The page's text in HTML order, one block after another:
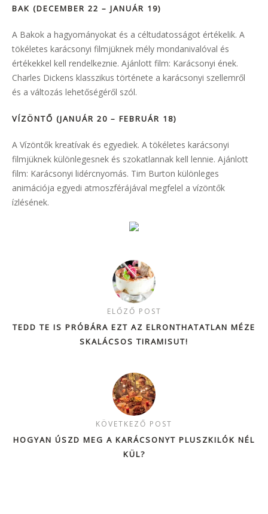
BAK (DECEMBER 22 – JANUÁR 19)
A Bakok a hagyományokat és a céltudatosságot értékelik. A
tökéletes karácsonyi filmjüknek mély mondanivalóval és
értékekkel kell rendelkeznie. Ajánlott film: Karácsonyi ének.
Charles Dickens klasszikus története a karácsonyi szellemről
és a változás lehetőségéről szól.
VÍZÖNTŐ (JANUÁR 20 – FEBRUÁR 18)
A Vízöntők kreatívak és egyediek. A tökéletes karácsonyi
filmjüknek különlegesnek és szokatlannak kell lennie. Ajánlott
film: Karácsonyi lidércnyomás. Tim Burton különleges
animációja egyedi atmoszférájával megfelel a vízöntők
ízlésének.
ELŐZŐ POST
TEDD TE IS PRÓBÁRA EZT AZ ELRONTHATATLAN MÉZE
SKALÁCSOS TIRAMISUT!
KÖVETKEZŐ POST
HOGYAN ÚSZD MEG A KARÁCSONYT PLUSZKILÓK NÉL
KÜL?